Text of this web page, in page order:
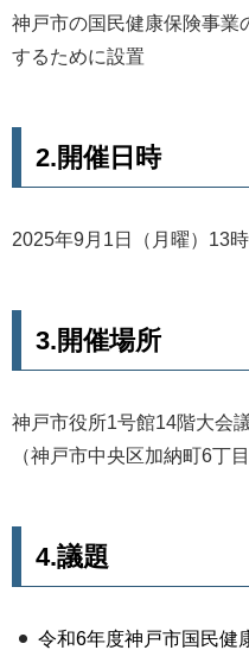
神戸市の国民健康保険事業
するために設置
2.開催日時
2025年9月1日（月曜）13
3.開催場所
神戸市役所1号館14階大会
（神戸市中央区加納町6丁目
4.議題
令和6年度神戸市国民健